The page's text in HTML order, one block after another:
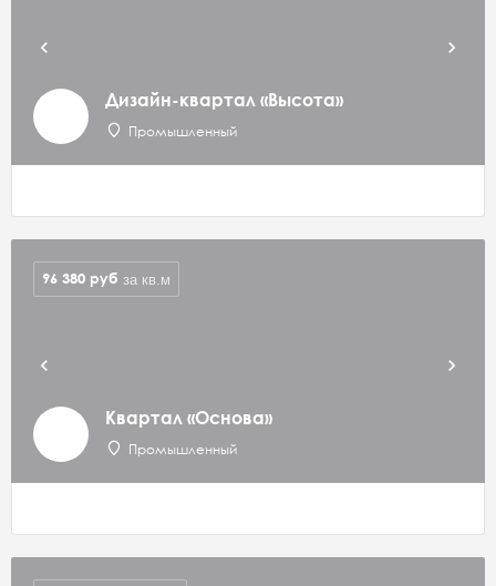
Дизайн-квартал «Высота»
Промышленный
Квартал «Основа»
Промышленный
96 380 руб за кв.м